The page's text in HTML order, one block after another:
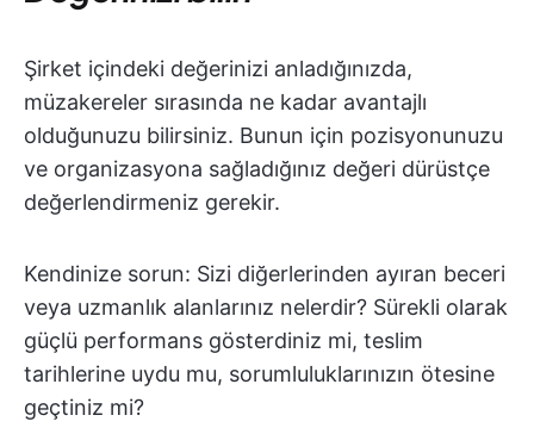
Şirket içindeki değerinizi anladığınızda,
müzakereler sırasında ne kadar avantajlı
olduğunuzu bilirsiniz. Bunun için pozisyonunuzu
ve organizasyona sağladığınız değeri dürüstçe
değerlendirmeniz gerekir.
Kendinize sorun: Sizi diğerlerinden ayıran beceri
veya uzmanlık alanlarınız nelerdir? Sürekli olarak
güçlü performans gösterdiniz mi, teslim
tarihlerine uydu mu, sorumluluklarınızın ötesine
geçtiniz mi?